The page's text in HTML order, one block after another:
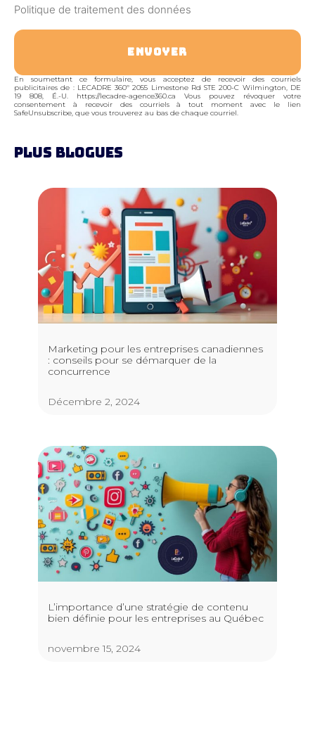
Politique de traitement des données
ENVOYER
En soumettant ce formulaire, vous acceptez de recevoir des courriels
publicitaires de : LECADRE 360º 2055 Limestone Rd STE 200-C Wilmington, DE
19 808, É.-U. https://lecadre-agence360.ca Vous pouvez révoquer votre
consentement à recevoir des courriels à tout moment avec le lien
SafeUnsubscribe, que vous trouverez au bas de chaque courriel.
PLUS BLOGUES
Marketing pour les entreprises canadiennes
: conseils pour se démarquer de la
concurrence
Décembre 2, 2024
L’importance d’une stratégie de contenu
bien définie pour les entreprises au Québec
novembre 15, 2024